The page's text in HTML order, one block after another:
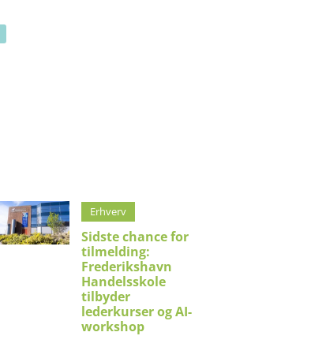
Erhverv
Sidste chance for
tilmelding:
Frederikshavn
Handelsskole
tilbyder
lederkurser og AI-
workshop